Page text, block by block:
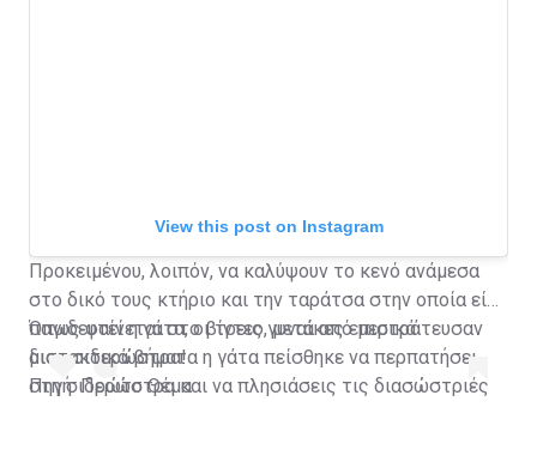
View this post on Instagram
Προκειμένου, λοιπόν, να καλύψουν το κενό ανάμεσα
στο δικό τους κτήριο και την ταράτσα στην οποία είχε
παγιδευτεί η γάτα, οι τρεις γυναίκες επιστράτευσαν
μια... σιδερώστρα!
Όπως φαίνεται στο βίντεο, μετά από μερικά
διστακτικά βήματα η γάτα πείσθηκε να περπατήσει
στη σιδερώστρα και να πλησιάσεις τις διασώστριές
Πηγή: Πρώτο Θέμα